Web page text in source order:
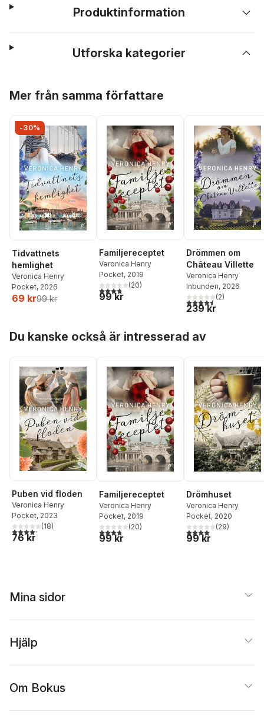
Produktinformation
Utforska kategorier
Mer från samma författare
-30%
Tidvattnets
hemlighet
Veronica Henry
Pocket, 2026
69 kr99 kr
Familjereceptet
Veronica Henry
Pocket, 2019
3,8utav 5 stjärnor. Totalt antal röster:
(20)
99 kr
Drömmen om
Château Villette
Veronica Henry
Inbunden, 2026
4,5utav 5 stjärnor.
(2)
239 kr
Du kanske också är intresserad av
Puben vid floden
Veronica Henry
Pocket, 2023
4,2utav 5 stjärnor. Totalt antal röster:
(18)
76 kr
Familjereceptet
Veronica Henry
Pocket, 2019
3,8utav 5 stjärnor. Totalt antal röster:
(20)
99 kr
Drömhuset
Veronica Henry
Pocket, 2020
4,0utav 5 stjärnor.
(29)
99 kr
Mina sidor
Hjälp
Om Bokus